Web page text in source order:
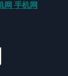
网 手机网